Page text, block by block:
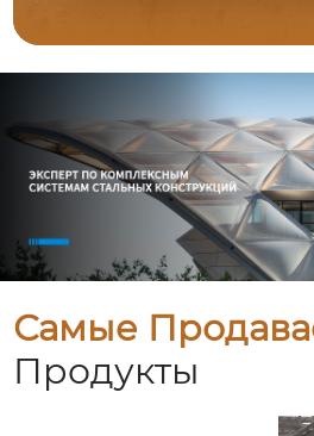
Самые
Продукты